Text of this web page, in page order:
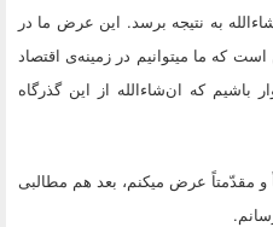
به نتیجه برسد. این عرض ما در
که ما میتوانیم در زمینه‌ى اقتصاد
باشیم که ان‌شاءالله از این گذرگاه
و مقدّمتاً عرض میکنم، بعد هم مطالبى